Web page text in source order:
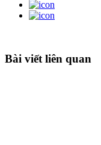
Bài viết liên quan